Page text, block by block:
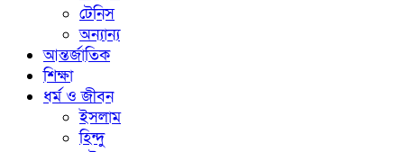
টেনিস
অন্যান্য
আন্তর্জাতিক
শিক্ষা
ধর্ম ও জীবন
ইসলাম
হিন্দু